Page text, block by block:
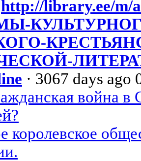
http://library.ee/m/
· 3067 days ago
война
королевское